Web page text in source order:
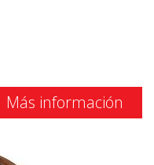
Más información